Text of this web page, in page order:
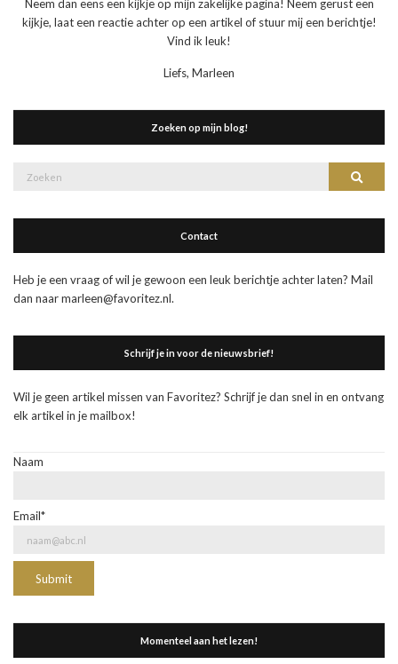
Neem dan eens een kijkje op mijn zakelijke pagina! Neem gerust een
kijkje, laat een reactie achter op een artikel of stuur mij een berichtje!
Vind ik leuk!
Liefs, Marleen
Zoeken op mijn blog!
Zoek
Contact
Heb je een vraag of wil je gewoon een leuk berichtje achter laten? Mail
dan naar marleen@favoritez.nl.
Schrijf je in voor de nieuwsbrief!
Wil je geen artikel missen van Favoritez? Schrijf je dan snel in en ontvang
elk artikel in je mailbox!
Naam
Email*
Momenteel aan het lezen!